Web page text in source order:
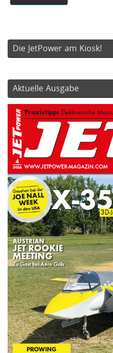
Die JetPower am Kiosk!
Aktuelle Ausgabe